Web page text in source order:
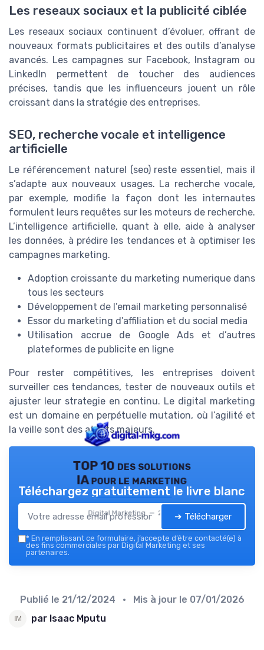
Les reseaux sociaux et la publicité ciblée
Les reseaux sociaux continuent d’évoluer, offrant de
nouveaux formats publicitaires et des outils d’analyse
avancés. Les campagnes sur Facebook, Instagram ou
LinkedIn permettent de toucher des audiences
précises, tandis que les influenceurs jouent un rôle
croissant dans la stratégie des entreprises.
SEO, recherche vocale et intelligence
artificielle
Le référencement naturel (seo) reste essentiel, mais il
s’adapte aux nouveaux usages. La recherche vocale,
par exemple, modifie la façon dont les internautes
formulent leurs requêtes sur les moteurs de recherche.
L’intelligence artificielle, quant à elle, aide à analyser
les données, à prédire les tendances et à optimiser les
campagnes marketing.
Adoption croissante du marketing numerique dans
tous les secteurs
Développement de l’email marketing personnalisé
Essor du marketing d’affiliation et du social media
Utilisation accrue de Google Ads et d’autres
plateformes de publicite en ligne
Pour rester compétitives, les entreprises doivent
surveiller ces tendances, tester de nouveaux outils et
ajuster leur strategie en continu. Le digital marketing
est un domaine en perpétuelle mutation, où l’agilité et
la veille sont des atouts majeurs.
TOP 10 des solutions
IA pour le marketing
Digital Marketing — 2026
Téléchargez gratuitement le livre blanc
➔ Télécharger
* En remplissant ce formulaire, j’accepte d’être contacté(e) à
des fins commerciales par Digital Marketing et ses
partenaires.
Publié le 21/12/2024 • Mis à jour le 07/01/2026
par Isaac Mputu